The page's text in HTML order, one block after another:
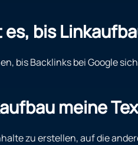
bis
bis Backlinks bei Google
meine
zu erstellen, auf die